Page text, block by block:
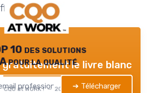
10 des solutions
pour la qualité
CQO at WORK ! — 2026
gratuitement le livre blanc
➔ Télécharger